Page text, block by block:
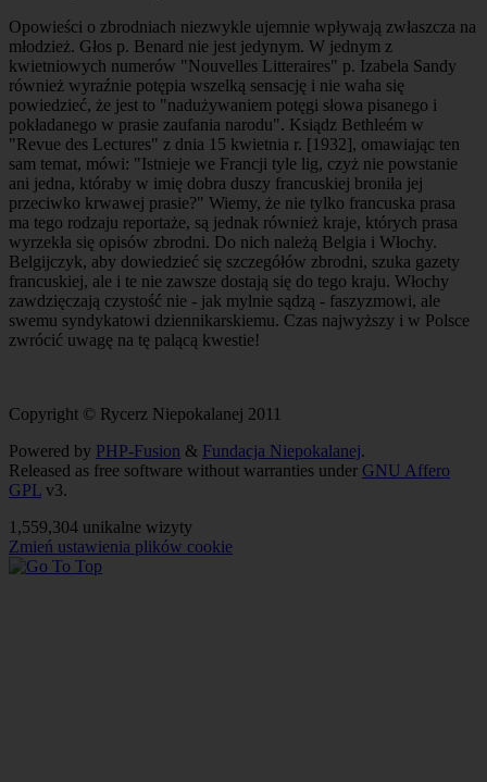
Opowieści o zbrodniach niezwykle ujemnie wpływają zwłaszcza na
młodzież. Głos p. Benard nie jest jedynym. W jednym z
kwietniowych numerów "Nouvelles Litteraires" p. Izabela Sandy
również wyraźnie potępia wszelką sensację i nie waha się
powiedzieć, że jest to "nadużywaniem potęgi słowa pisanego i
pokładanego w prasie zaufania narodu". Ksiądz Bethleém w
"Revue des Lectures" z dnia 15 kwietnia r. [1932], omawiając ten
sam temat, mówi: "Istnieje we Francji tyle lig, czyż nie powstanie
ani jedna, któraby w imię dobra duszy francuskiej broniła jej
przeciwko krwawej prasie?" Wiemy, że nie tylko francuska prasa
ma tego rodzaju reportaże, są jednak również kraje, których prasa
wyrzekła się opisów zbrodni. Do nich należą Belgia i Włochy.
Belgijczyk, aby dowiedzieć się szczegółów zbrodni, szuka gazety
francuskiej, ale i te nie zawsze dostają się do tego kraju. Włochy
zawdzięczają czystość nie - jak mylnie sądzą - faszyzmowi, ale
swemu syndykatowi dziennikarskiemu. Czas najwyższy i w Polsce
zwrócić uwagę na tę palącą kwestie!
Copyright © Rycerz Niepokalanej 2011
Powered by PHP-Fusion & Fundacja Niepokalanej.
Released as free software without warranties under GNU Affero
GPL v3.
1,559,304 unikalne wizyty
Zmień ustawienia plików cookie